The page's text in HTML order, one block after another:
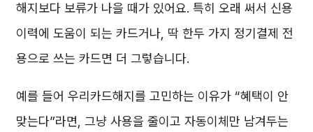
해지보다 보류가 나을 때가 있어요. 특히 오래 써서 신용
이력에 도움이 되는 카드거나, 딱 한두 가지 정기결제 전
용으로 쓰는 카드면 더 그렇습니다.
예를 들어 우리카드해지를 고민하는 이유가 “혜택이 안
맞는다”라면, 그냥 사용을 줄이고 자동이체만 남겨두는